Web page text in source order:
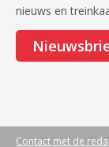
nieuws en
Contact met de